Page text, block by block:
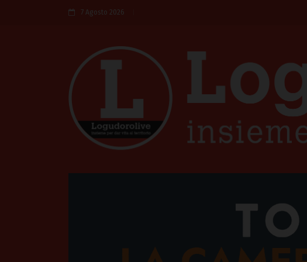
7 Agosto 2026